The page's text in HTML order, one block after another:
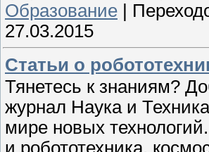
Образование
27.03.2015
Статьи о
Тянетесь к знаниям?
журнал Наука и
мире новых
и робототехника,